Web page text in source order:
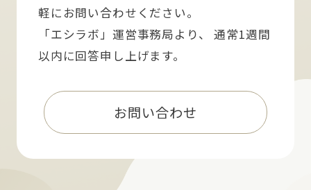
軽にお問い合わせください。
「エシラボ」運営事務局より、 通常1週間
以内に回答申し上げます。
お問い合わせ